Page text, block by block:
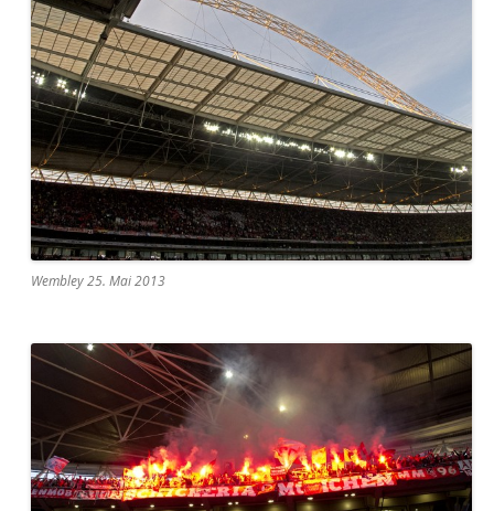
Wembley 25. Mai 2013